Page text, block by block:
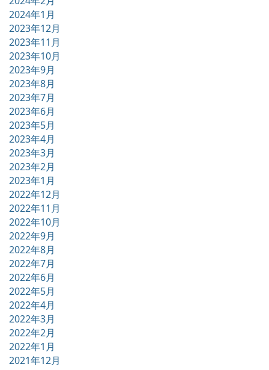
2024年1月
2023年12月
2023年11月
2023年10月
2023年9月
2023年8月
2023年7月
2023年6月
2023年5月
2023年4月
2023年3月
2023年2月
2023年1月
2022年12月
2022年11月
2022年10月
2022年9月
2022年8月
2022年7月
2022年6月
2022年5月
2022年4月
2022年3月
2022年2月
2022年1月
2021年12月